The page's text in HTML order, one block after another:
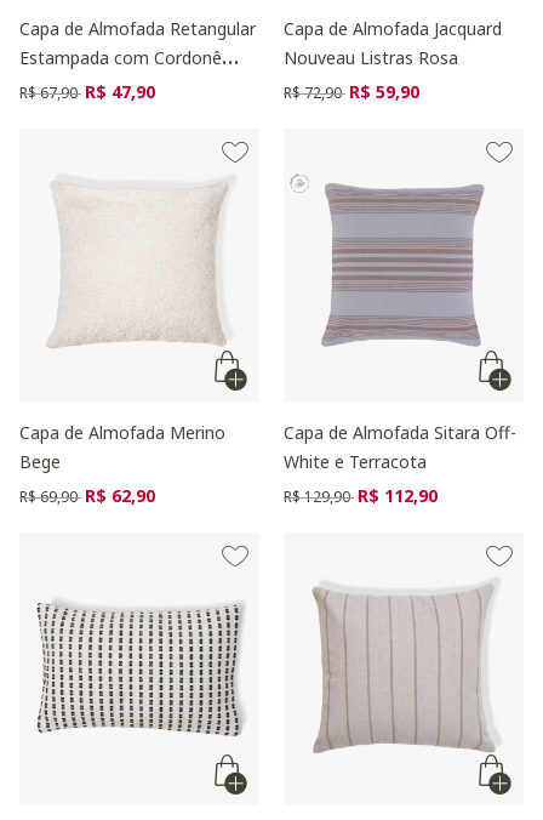
Capa de Almofada Retangular
Estampada com Cordonê
Harmony Colorida
Preço reduzido de
R$ 67,90 para
R$ 47,90
Capa de Almofada Jacquard
Nouveau Listras Rosa
Preço reduzido de
R$ 72,90 para
R$ 59,90
Capa de Almofada Merino
Bege
Preço reduzido de
R$ 69,90 para
R$ 62,90
Capa de Almofada Sitara Off-
White e Terracota
Preço reduzido de
R$ 129,90 para
R$ 112,90